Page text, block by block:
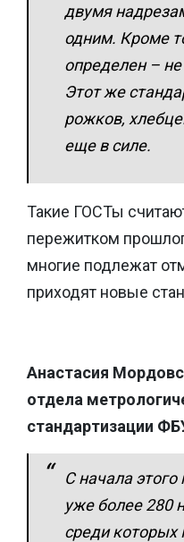
двумя
одним. Кроме
определен –
Этот же
рожков,
еще в силе.
Такие ГОСТы
пережитком
многие подлежат
приходят новые
Анастасия
отдела
стандартизации
С начала этого
уже более 280
среди которых